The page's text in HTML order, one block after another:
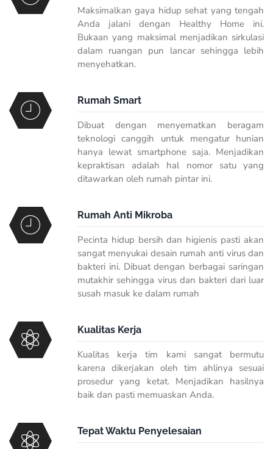
Maksimalkan gaya hidup sehat yang tengah
Anda jalani dengan Healthy Home ini.
Bukaan yang maksimal menjadikan sirkulasi
dalam ruangan pun lancar sehingga lebih
menyehatkan.
Rumah Smart
Dibuat dengan menyematkan beragam
teknologi canggih untuk mengatur hunian
hanya lewat smartphone saja. Menjadikan
kepraktisan adalah hal nomor satu yang
ditawarkan oleh rumah pintar ini.
Rumah Anti Mikroba
Pecinta hidup bersih dan higienis pasti akan
sangat menyukai desain rumah anti virus dan
bakteri ini. Dibuat dengan berbagai saringan
mutakhir sehingga virus dan bakteri dari luar
susah masuk ke dalam rumah
Kualitas Kerja
Kualitas kerja tim kami sangat bermutu
karena dikerjakan oleh tim ahlinya sesuai
prosedur yang ketat. Menjadikan hasilnya
baik dan pasti memuaskan Anda.
Tepat Waktu Penyelesaian